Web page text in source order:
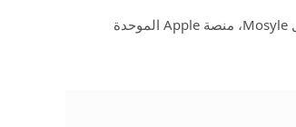
يتم تقديم 9to5Mac Security Bite لك حصريًا من خلال Mosyle، منصة Apple الموحدة